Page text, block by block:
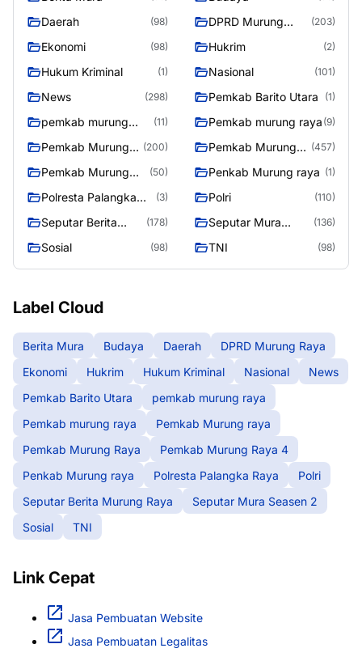
Daerah (98)
DPRD Murung
(203)
Ekonomi (98) Hukrim (2)
Hukum Kriminal (1) Nasional (101)
News (298) Pemkab Barito Utara (1)
pemkab murung
(11) Pemkab murung raya (9)
Pemkab Murung
(200)
Pemkab Murung
(457)
Pemkab Murung
(50) Penkab Murung raya (1)
Polresta Palangka
(3) Polri (110)
Seputar Berita
(178)
Seputar Mura
(136)
Sosial (98) TNI (98)
Label Cloud
Berita Mura Budaya Daerah
DPRD Murung Raya
Ekonomi
Hukrim Hukum Kriminal Nasional
News
Pemkab Barito Utara
pemkab murung raya
Pemkab murung raya
Pemkab Murung raya
Pemkab Murung Raya
Pemkab Murung Raya 4
Penkab Murung raya
Polresta Palangka Raya
Polri
Seputar Berita Murung Raya
Seputar Mura Seasen 2
Sosial
TNI
Link Cepat
Jasa Pembuatan Website
Jasa Pembuatan Legalitas